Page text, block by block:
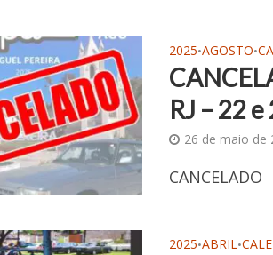
2025•AGOSTO•
RJ – 22
26 de maio de
CANCELADO
2025•ABRIL•